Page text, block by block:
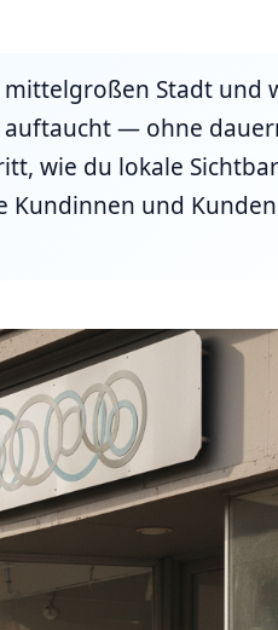
Stadt und
— ohne
wie du lokale
und